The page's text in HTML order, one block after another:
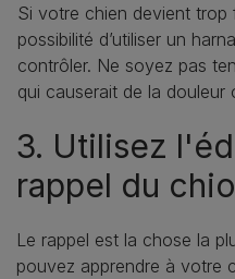
Si votre chien devient
possibilité d’utiliser un
contrôler. Ne soyez pas
qui causerait de la
3. Utilisez
rappel du
Le rappel est la chose la
pouvez apprendre à votre